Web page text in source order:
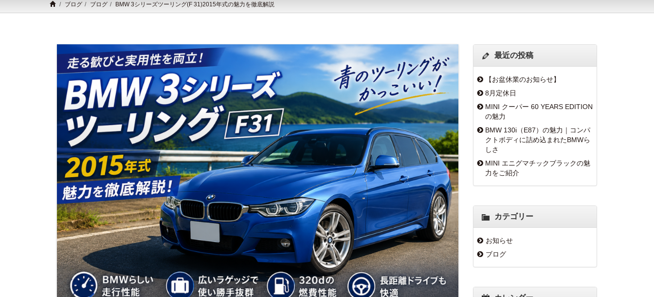
ブログ ブログ BMW 3シリーズツーリング(F 31)2015年式の魅力を徹底解説
最近の投稿
【お盆休業のお知らせ】
8月定休日
MINI クーパー 60 YEARS EDITION
の魅力
BMW 130i（E87）の魅力｜コンパ
クトボディに詰め込まれたBMWら
しさ
MINI エニグマチックブラックの魅
力をご紹介
カテゴリー
お知らせ
ブログ